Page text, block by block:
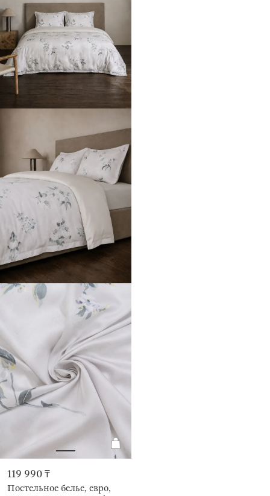
119 990 ₸
Постельное белье, евро,